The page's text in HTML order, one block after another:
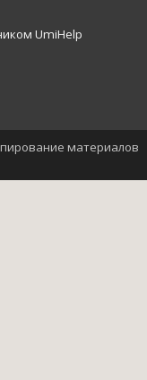
UmiHelp
материалов